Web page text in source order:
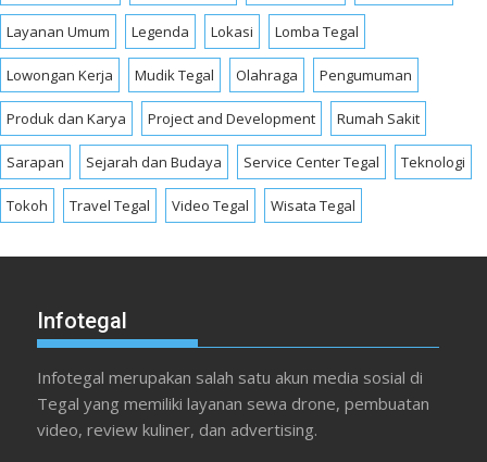
Layanan Umum Legenda Lokasi Lomba Tegal
Lowongan Kerja Mudik Tegal Olahraga Pengumuman
Produk dan Karya Project and Development Rumah Sakit
Sarapan Sejarah dan Budaya Service Center Tegal Teknologi
Tokoh Travel Tegal Video Tegal Wisata Tegal
Infotegal
Infotegal merupakan salah satu akun media sosial di
Tegal yang memiliki layanan sewa drone, pembuatan
video, review kuliner, dan advertising.